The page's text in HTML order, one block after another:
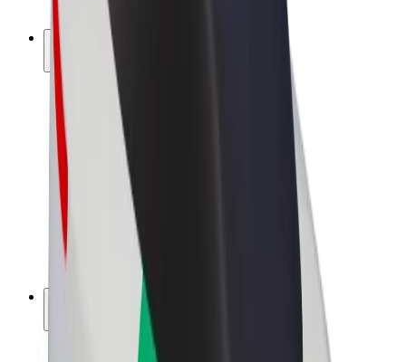
Bolt Plus
Заробляйте з Bolt
Водієм
Заробіток водія
Кур'єром
Заробіток курʼєра
Партнери Bolt Food
Автопаркам
Франшиза